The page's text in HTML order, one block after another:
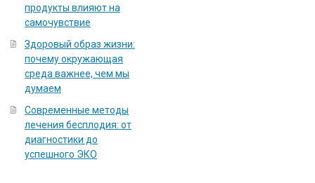
продукты влияют на
самочувствие
Здоровый образ жизни:
почему окружающая
среда важнее, чем мы
думаем
Современные методы
лечения бесплодия: от
диагностики до
успешного ЭКО